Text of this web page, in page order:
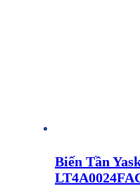
Biến Tần